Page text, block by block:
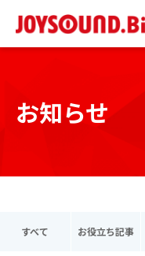
お知らせ
すべて お役立ち記事